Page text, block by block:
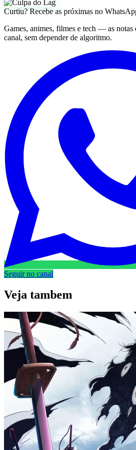
Curtiu? Recebe as próximas no
Games, animes, filmes e tech — as notas
canal, sem depender de algoritmo.
Seguir no canal
Veja tambem